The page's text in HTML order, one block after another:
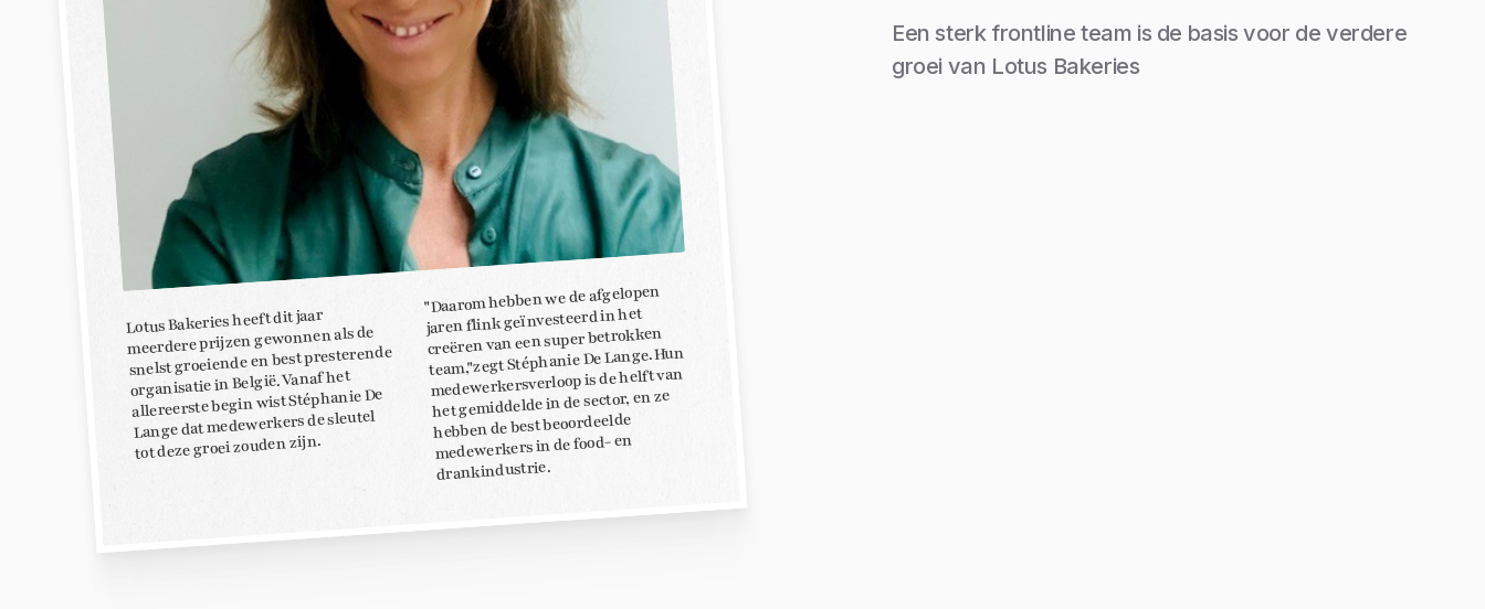
Lotus Bakeries heeft dit jaar
meerdere prijzen gewonnen als de
snelst groeiende en best presterende
organisatie in België. Vanaf het
allereerste begin wist Stéphanie De
Lange dat medewerkers de sleutel
tot deze groei zouden zijn.
"Daarom hebben we de afgelopen
jaren flink geïnvesteerd in het
creëren van een super betrokken
team,"zegt Stéphanie De Lange. Hun
medewerkersverloop is de helft van
het gemiddelde in de sector, en ze
hebben de best beoordeelde
medewerkers in de food- en
drankindustrie.
Een sterk frontline team is de basis voor de verdere
groei van Lotus Bakeries